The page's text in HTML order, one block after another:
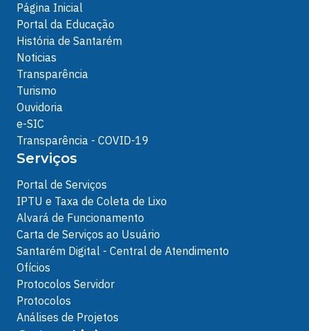
Página Inicial
Portal da Educação
História de Santarém
Noticias
Transparência
Turismo
Ouvidoria
e-SIC
Transparência - COVID-19
Serviços
Portal de Serviços
IPTU e Taxa de Coleta de Lixo
Alvará de Funcionamento
Carta de Serviços ao Usuário
Santarém Digital - Central de Atendimento
Ofícios
Protocolos Servidor
Protocolos
Análises de Projetos